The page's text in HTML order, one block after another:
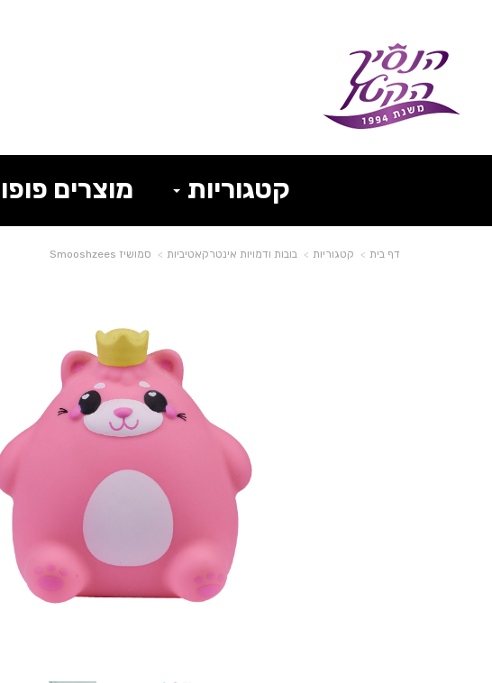
קטגוריות מוצרים
דף בית קטגוריות בובות ודמויות אינטרקאטיביות סמושיז Smooshzees